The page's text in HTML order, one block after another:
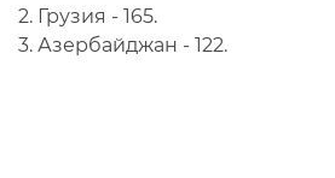
2. Грузия - 165.
3. Азербайджан - 122.